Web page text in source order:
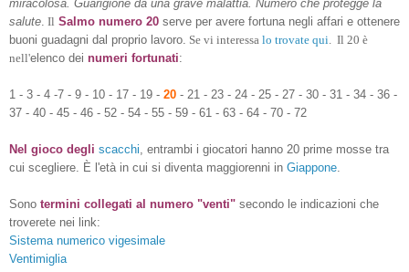
miracolosa. Guarigione da una grave malattia. Numero che protegge la
salute Il Salmo numero 20 serve per avere fortuna negli affari e ottenere
buoni guadagni dal proprio lavoro. Se vi interessa lo trovate qui . Il 20 è
nell'elenco dei numeri fortunati:
1 - 3 - 4 -7 - 9 - 10 - 17 - 19 - 20 - 21 - 23 - 24 - 25 - 27 - 30 - 31 - 34 - 36 -
37 - 40 - 45 - 46 - 52 - 54 - 55 - 59 - 61 - 63 - 64 - 70 - 72
Nel gioco degli scacchi , entrambi i giocatori hanno 20 prime mosse tra
cui scegliere. È l'età in cui si diventa maggiorenni in Giappone
Sono termini collegati al numero "venti" secondo le indicazioni che
troverete nei link:
Sistema numerico vigesimale
Ventimiglia